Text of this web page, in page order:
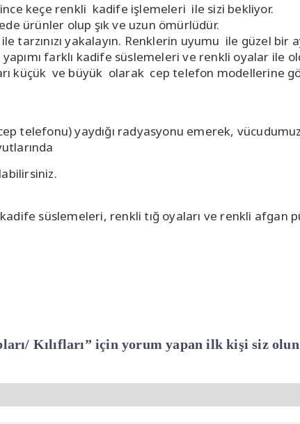
keçe renkli kadife işlemeleri ile sizi bekliyor.
ürünler olup şık ve uzun ömürlüdür.
yakalayın. Renklerin uyumu ile güzel bir
farklı kadife süslemeleri ve renkli oyalar ile
küçük ve büyük olarak cep telefon modellerine
telefonu) yaydığı radyasyonu emerek,
süslemeleri, renkli tığ oyaları ve renkli afgan
Kılıfları” için yorum yapan ilk kişi siz olun